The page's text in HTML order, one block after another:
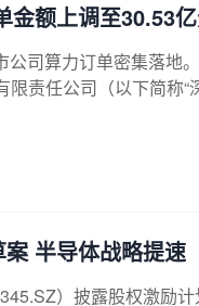
金额上调至30.53
司算力订单密集落地
责任公司（以下简称
道、具备自研大模型
力的认可，于近期与深
半导体战略提速
）披露股权激励